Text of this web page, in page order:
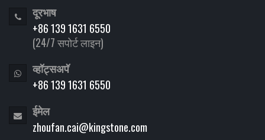
दूरभाष
+86 139 1631 6550
(24/7 सपोर्ट लाइन)
व्हॉट्सअपॅ
+86 139 1631 6550
ईमेल
zhoufan.cai@kingstone.com